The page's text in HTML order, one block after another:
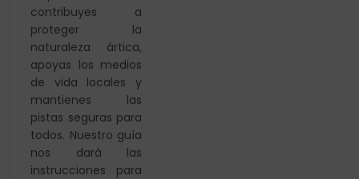
contribuyes a
proteger la
naturaleza ártica,
apoyas los medios
de vida locales y
mantienes las
pistas seguras para
todos. Nuestro guía
nos dará las
instrucciones para